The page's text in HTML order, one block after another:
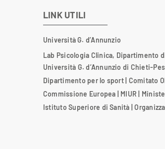
LINK UTILI
Università G. d’Annunzio
Lab Psicologia Clinica, Dipartimento
Università G. d’Annunzio di Chieti-
Dipartimento per lo sport| Comitato
Commissione Europea
MIUR
Istituto Superiore di Sanità |